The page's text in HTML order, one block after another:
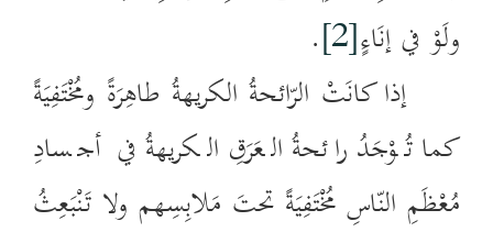
ولَوْ في إنَاءٍ[2]
.
إذا كانَتْ الرّائحةُ الكريهةُ طاهِرَةً ومُخْتَفِيَةً
كما تُوْجَدُ رائحةُ العَرَقِ الكريهةُ في أجسادِ
مُعْظَمِ النّاسِ مُخْتَفِيَةً تحتَ مَلابِسِهم ولا تَنْبَعِثُ